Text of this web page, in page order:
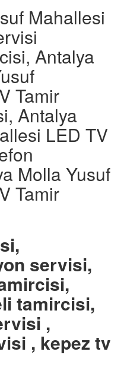
Mahallesi
Antalya
Tamir
Antalya
LED TV
Molla Yusuf
Tamir
servisi,
tamircisi,
,
, kepez tv